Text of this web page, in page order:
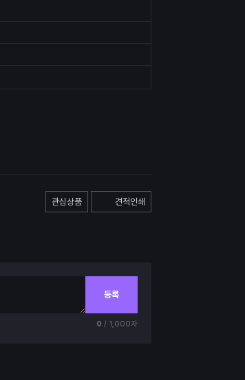
관심상품 견적인쇄
등록
0 / 1,000자